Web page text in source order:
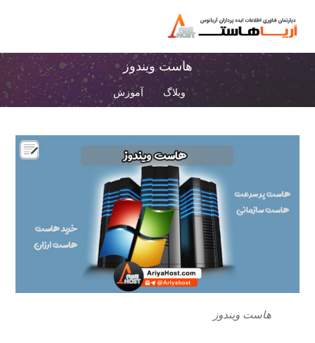
هاست ویندوز
وبلاگ آموزش
هاست ویندوز